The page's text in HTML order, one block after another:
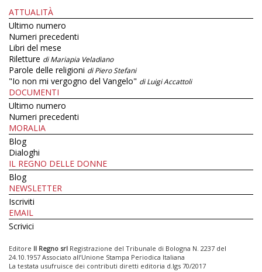
ATTUALITÀ
Ultimo numero
Numeri precedenti
Libri del mese
Riletture di Mariapia Veladiano
Parole delle religioni di Piero Stefani
"Io non mi vergogno del Vangelo" di Luigi Accattoli
DOCUMENTI
Ultimo numero
Numeri precedenti
MORALIA
Blog
Dialoghi
IL REGNO DELLE DONNE
Blog
NEWSLETTER
Iscriviti
EMAIL
Scrivici
Editore Il Regno srl Registrazione del Tribunale di Bologna N. 2237 del
24.10.1957 Associato all’Unione Stampa Periodica Italiana
La testata usufruisce dei contributi diretti editoria d.lgs 70/2017